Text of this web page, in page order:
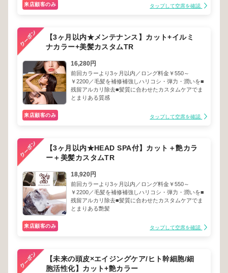
来店顧客のみ タップして空席を確認
【3ヶ月以内★メンテナンス】カット+イルミ
ナカラー+美髪カスタムTR
16,280円
前回カラーより3ヶ月以内／ロング料金￥550～
￥2200／毛髪を補修補強しハリコシ・弾力・潤いを■
残留アルカリ除去■髪質に合わせたカスタムケアでま
とまりある質感
来店顧客のみ タップして空席を確認
【3ヶ月以内★HEAD SPA付】カット＋艶カラ
ー＋美髪カスタムTR
18,920円
前回カラーより3ヶ月以内／ロング料金￥550～
￥2200／毛髪を補修補強しハリコシ・弾力・潤いを■
残留アルカリ除去■髪質に合わせたカスタムケアでま
とまりある艶髪
来店顧客のみ タップして空席を確認
【未来の頭皮×エイジングケア/ヒト幹細胞/細
胞活性化】カット+艶カラー